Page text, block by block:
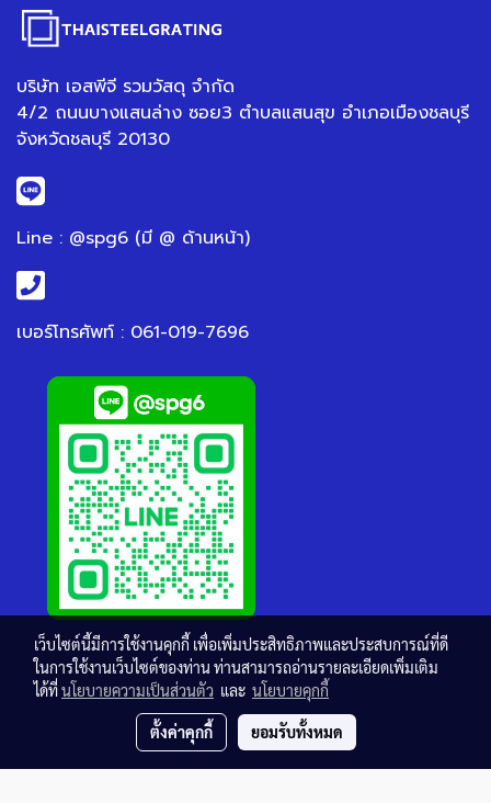
บริษัท เอสพีจี รวมวัสดุ จำกัด
4/2 ถนนบางแสนล่าง ซอย3 ตำบลแสนสุข อำเภอเมืองชลบุรี
จังหวัดชลบุรี 20130
Line : @spg6 (มี @ ด้านหน้า)
เบอร์โทรศัพท์ : 061-019-7696
เว็บไซต์นี้มีการใช้งานคุกกี้ เพื่อเพิ่มประสิทธิภาพและประสบการณ์ที่ดี
ในการใช้งานเว็บไซต์ของท่าน ท่านสามารถอ่านรายละเอียดเพิ่มเติม
ได้ที่นโยบายความเป็นส่วนตัว และ นโยบายคุกกี้
ตั้งค่าคุกกี้ ยอมรับทั้งหมด